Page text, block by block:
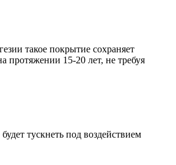
такое покрытие сохраняет
протяжении 15-20 лет, не требуя
тускнеть под воздействием